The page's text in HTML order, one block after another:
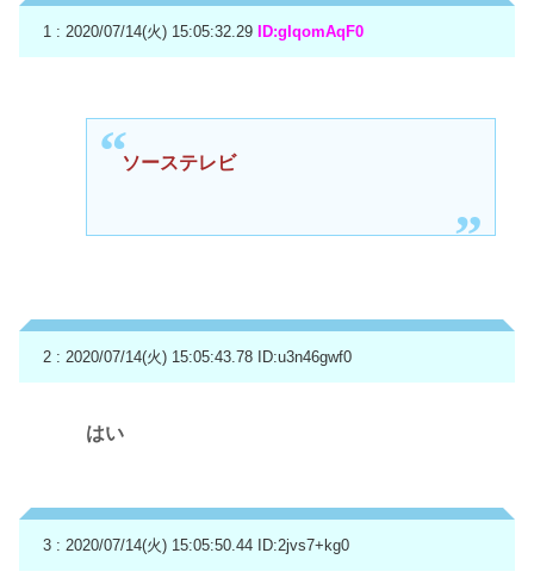
1 : 2020/07/14(火) 15:05:32.29 ID:gIqomAqF0
ソーステレビ
2 : 2020/07/14(火) 15:05:43.78 ID:u3n46gwf0
はい
3 : 2020/07/14(火) 15:05:50.44 ID:2jvs7+kg0